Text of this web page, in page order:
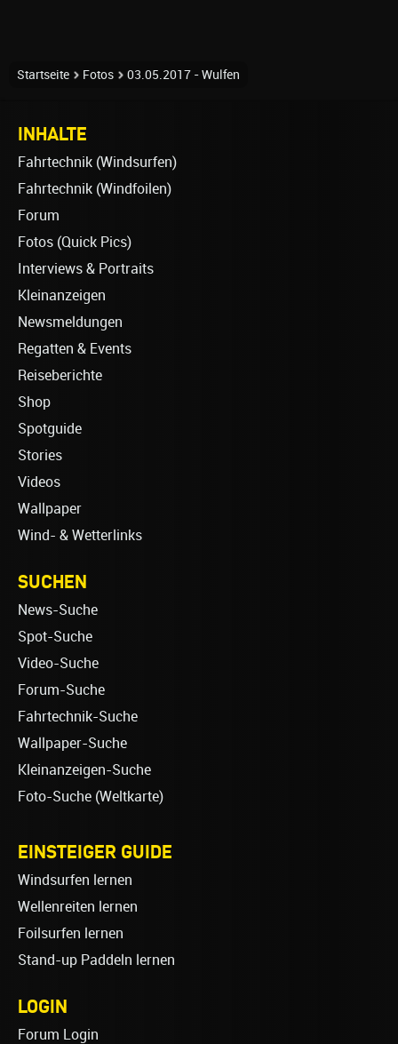
Startseite Fotos 03.05.2017 - Wulfen
INHALTE
Fahrtechnik (Windsurfen)
Fahrtechnik (Windfoilen)
Forum
Fotos (Quick Pics)
Interviews & Portraits
Kleinanzeigen
Newsmeldungen
Regatten & Events
Reiseberichte
Shop
Spotguide
Stories
Videos
Wallpaper
Wind- & Wetterlinks
SUCHEN
News-Suche
Spot-Suche
Video-Suche
Forum-Suche
Fahrtechnik-Suche
Wallpaper-Suche
Kleinanzeigen-Suche
Foto-Suche (Weltkarte)
EINSTEIGER GUIDE
Windsurfen lernen
Wellenreiten lernen
Foilsurfen lernen
Stand-up Paddeln lernen
LOGIN
Forum Login